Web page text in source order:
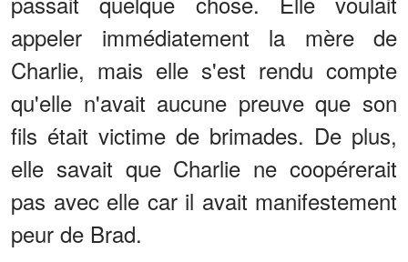
appeler immédiatement la mère de
Charlie, mais elle s'est rendu compte
qu'elle n'avait aucune preuve que son
fils était victime de brimades. De plus,
elle savait que Charlie ne coopérerait
pas avec elle car il avait manifestement
peur de Brad.